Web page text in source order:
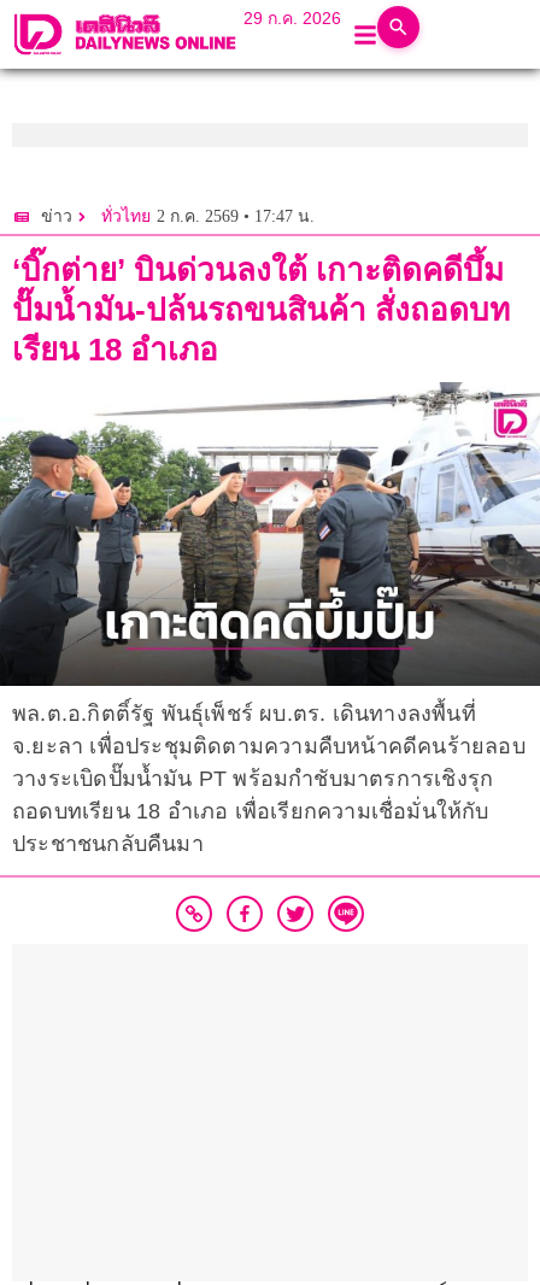
29 ก.ค. 2026
ข่าว ทั่วไทย 2 ก.ค. 2569 • 17:47 น.
‘บิ๊กต่าย’ บินด่วนลงใต้ เกาะติดคดีบึ้ม
ปั๊มน้ำมัน-ปล้นรถขนสินค้า สั่งถอดบท
เรียน 18 อำเภอ
พล.ต.อ.กิตติ์รัฐ พันธุ์เพ็ชร์ ผบ.ตร. เดินทางลงพื้นที่
จ.ยะลา เพื่อประชุมติดตามความคืบหน้าคดีคนร้ายลอบ
วางระเบิดปั๊มน้ำมัน PT พร้อมกำชับมาตรการเชิงรุก
ถอดบทเรียน 18 อำเภอ เพื่อเรียกความเชื่อมั่นให้กับ
ประชาชนกลับคืนมา